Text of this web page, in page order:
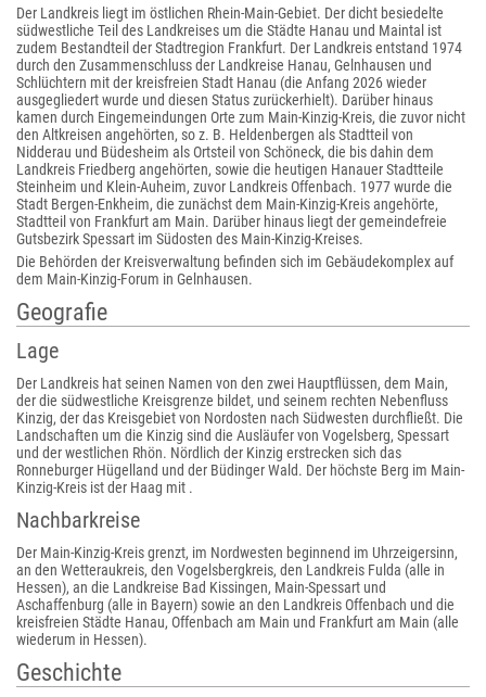
Der Landkreis liegt im östlichen Rhein-Main-Gebiet. Der dicht besiedelte
südwestliche Teil des Landkreises um die Städte Hanau und Maintal ist
zudem Bestandteil der Stadtregion Frankfurt. Der Landkreis entstand 1974
durch den Zusammenschluss der Landkreise Hanau, Gelnhausen und
Schlüchtern mit der kreisfreien Stadt Hanau (die Anfang 2026 wieder
ausgegliedert wurde und diesen Status zurückerhielt). Darüber hinaus
kamen durch Eingemeindungen Orte zum Main-Kinzig-Kreis, die zuvor nicht
den Altkreisen angehörten, so z. B. Heldenbergen als Stadtteil von
Nidderau und Büdesheim als Ortsteil von Schöneck, die bis dahin dem
Landkreis Friedberg angehörten, sowie die heutigen Hanauer Stadtteile
Steinheim und Klein-Auheim, zuvor Landkreis Offenbach. 1977 wurde die
Stadt Bergen-Enkheim, die zunächst dem Main-Kinzig-Kreis angehörte,
Stadtteil von Frankfurt am Main. Darüber hinaus liegt der gemeindefreie
Gutsbezirk Spessart im Südosten des Main-Kinzig-Kreises.
Die Behörden der Kreisverwaltung befinden sich im Gebäudekomplex auf
dem Main-Kinzig-Forum in Gelnhausen.
Geografie
Lage
Der Landkreis hat seinen Namen von den zwei Hauptflüssen, dem Main,
der die südwestliche Kreisgrenze bildet, und seinem rechten Nebenfluss
Kinzig, der das Kreisgebiet von Nordosten nach Südwesten durchfließt. Die
Landschaften um die Kinzig sind die Ausläufer von Vogelsberg, Spessart
und der westlichen Rhön. Nördlich der Kinzig erstrecken sich das
Ronneburger Hügelland und der Büdinger Wald. Der höchste Berg im Main-
Kinzig-Kreis ist der Haag mit .
Nachbarkreise
Der Main-Kinzig-Kreis grenzt, im Nordwesten beginnend im Uhrzeigersinn,
an den Wetteraukreis, den Vogelsbergkreis, den Landkreis Fulda (alle in
Hessen), an die Landkreise Bad Kissingen, Main-Spessart und
Aschaffenburg (alle in Bayern) sowie an den Landkreis Offenbach und die
kreisfreien Städte Hanau, Offenbach am Main und Frankfurt am Main (alle
wiederum in Hessen).
Geschichte